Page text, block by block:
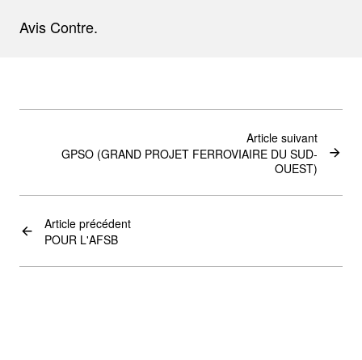
Avis Contre.
Article précédent
POUR L'AFSB
Article suivant
GPSO (GRAND PROJET FERROVIAIRE DU SUD-
OUEST)